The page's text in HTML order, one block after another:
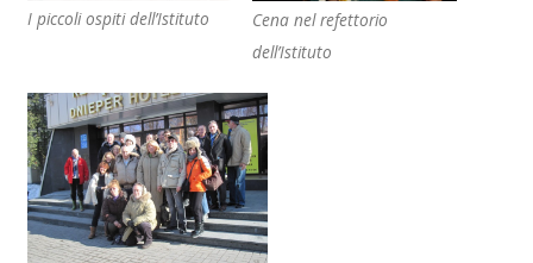
I piccoli ospiti dell’Istituto
Cena nel refettorio
dell’Istituto